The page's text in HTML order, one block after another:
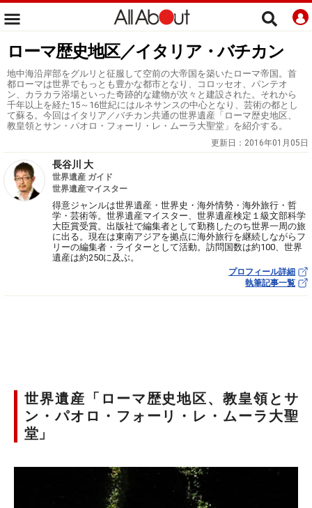
ローマ歴史地区／イタリア・バチカン
地中海沿岸部をグルリと征服して空前の大帝国を築いたローマ帝国。首
都ローマは世界でもっとも豊かな都市となり、コロッセオ、パンテオ
ン、カラカラ浴場といった奇跡的な建物が次々と建設された。それから
千年以上を経た15～16世紀にはルネサンスの中心となり、芸術の都とし
て蘇る。今回はイタリア／バチカン共通の世界遺産「ローマ歴史地区、
教皇領とサン・パオロ・フォーリ・レ・ムーラ大聖堂」を紹介する。
更新日： 2016年01月05日
長谷川 大
世界遺産 ガイド
世界遺産マイスター
得意ジャンルは世界遺産・世界史・海外情勢・海外旅行・哲
学・芸術等。世界遺産マイスター、世界遺産検定１級文部科学
大臣賞受賞。出版社で編集者として勤務したのち世界一周の旅
に出る。現在は東南アジアを拠点に海外旅行を継続しながらフ
リーの編集者・ライターとして活動。訪問国数は約100、世界
遺産は約250に及ぶ。
プロフィール詳細
執筆記事一覧
世界遺産「ローマ歴史地区、教皇領とサ
ン・パオロ・フォーリ・レ・ムーラ大聖
堂」